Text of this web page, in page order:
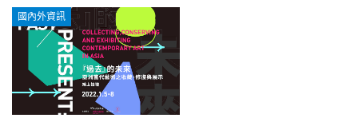
國內外資訊